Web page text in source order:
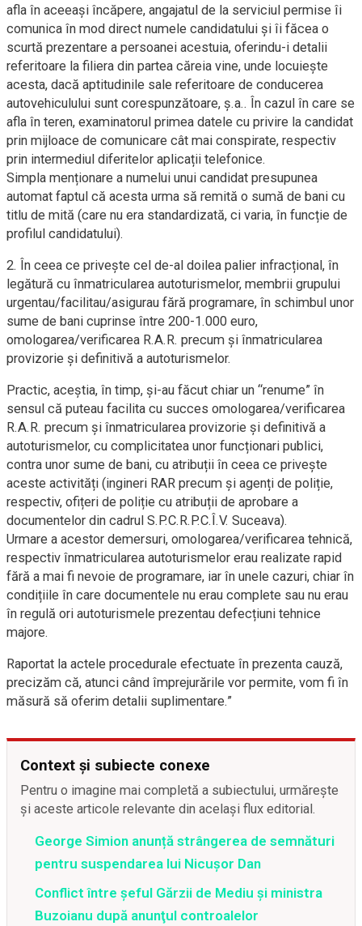
afla în aceeași încăpere, angajatul de la serviciul permise îi
comunica în mod direct numele candidatului și îi făcea o
scurtă prezentare a persoanei acestuia, oferindu-i detalii
referitoare la filiera din partea căreia vine, unde locuiește
acesta, dacă aptitudinile sale referitoare de conducerea
autovehiculului sunt corespunzătoare, ș.a.. În cazul în care se
afla în teren, examinatorul primea datele cu privire la candidat
prin mijloace de comunicare cât mai conspirate, respectiv
prin intermediul diferitelor aplicații telefonice.
Simpla menționare a numelui unui candidat presupunea
automat faptul că acesta urma să remită o sumă de bani cu
titlu de mită (care nu era standardizată, ci varia, în funcție de
profilul candidatului).
2. În ceea ce privește cel de-al doilea palier infracțional, în
legătură cu înmatricularea autoturismelor, membrii grupului
urgentau/facilitau/asigurau fără programare, în schimbul unor
sume de bani cuprinse între 200-1.000 euro,
omologarea/verificarea R.A.R. precum și înmatricularea
provizorie și definitivă a autoturismelor.
Practic, aceștia, în timp, și-au făcut chiar un “renume” în
sensul că puteau facilita cu succes omologarea/verificarea
R.A.R. precum și înmatricularea provizorie și definitivă a
autoturismelor, cu complicitatea unor funcționari publici,
contra unor sume de bani, cu atribuții în ceea ce privește
aceste activități (ingineri RAR precum și agenți de poliție,
respectiv, ofițeri de poliție cu atribuții de aprobare a
documentelor din cadrul S.P.C.R.P.C.Î.V. Suceava).
Urmare a acestor demersuri, omologarea/verificarea tehnică,
respectiv înmatricularea autoturismelor erau realizate rapid
fără a mai fi nevoie de programare, iar în unele cazuri, chiar în
condițiile în care documentele nu erau complete sau nu erau
în regulă ori autoturismele prezentau defecțiuni tehnice
majore.
Raportat la actele procedurale efectuate în prezenta cauză,
precizăm că, atunci când împrejurările vor permite, vom fi în
măsură să oferim detalii suplimentare.”
Context și subiecte conexe
Pentru o imagine mai completă a subiectului, urmărește
și aceste articole relevante din același flux editorial.
George Simion anunță strângerea de semnături
pentru suspendarea lui Nicușor Dan
Conflict între şeful Gărzii de Mediu şi ministra
Buzoianu după anunţul controalelor